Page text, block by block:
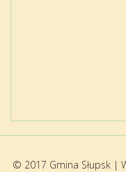
© 2017 Gmina Słupsk |